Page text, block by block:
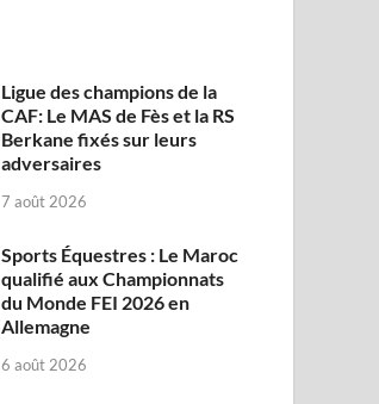
Ligue des champions de la
CAF: Le MAS de Fès et la RS
Berkane fixés sur leurs
adversaires
7 août 2026
Sports Équestres : Le Maroc
qualifié aux Championnats
du Monde FEI 2026 en
Allemagne
6 août 2026